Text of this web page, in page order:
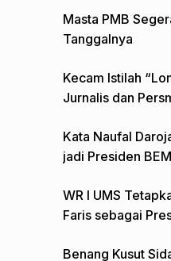
Masta PMB
Tanggalnya
Kecam Istilah
Jurnalis dan
Kata Naufal
jadi Presiden
WR I UMS
Faris sebagai
Benang Kusut